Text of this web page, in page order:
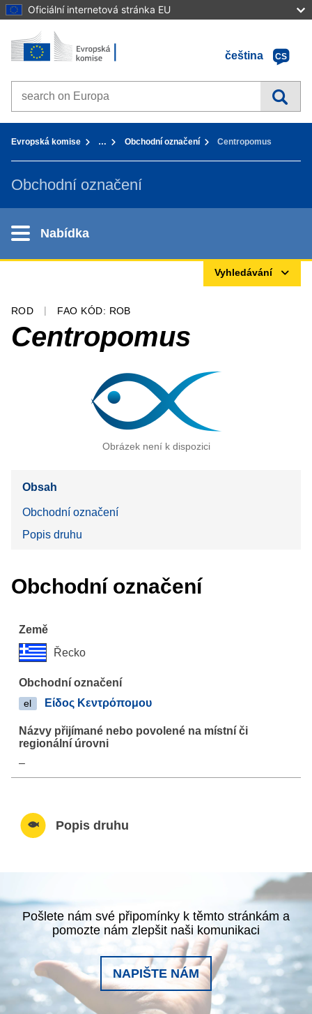
Oficiální internetová stránka EU
Přejít k obsahu
Home - Evropská komise
čeština
CS
Search on Europa websites
Evropská komise … Obchodní označení Centropomus
Obchodní označení
Nabídka
Vyhledávání
ROD FAO KÓD: ROB
Centropomus
Obrázek není k dispozici
Obsah
Obchodní označení
Popis druhu
Obchodní označení
Řecko
el Είδος Κεντρόπομου
–
Popis druhu
Pošlete nám své připomínky k těmto stránkám a
pomozte nám zlepšit naši komunikaci
NAPIŠTE NÁM